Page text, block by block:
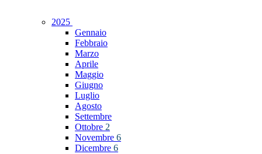
2025
Gennaio
Febbraio
Marzo
Aprile
Maggio
Giugno
Luglio
Agosto
Settembre
Ottobre 2
Novembre 6
Dicembre 6